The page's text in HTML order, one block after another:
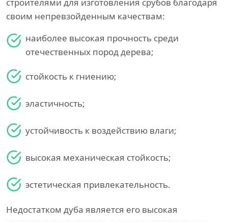
своим непревзойденным качествам:
наиболее высокая прочность среди
отечественных пород дерева;
стойкость к гниению;
эластичность;
устойчивость к воздействию влаги;
высокая механическая стойкость;
эстетическая привлекательность.
Недостатком дуба является его высокая